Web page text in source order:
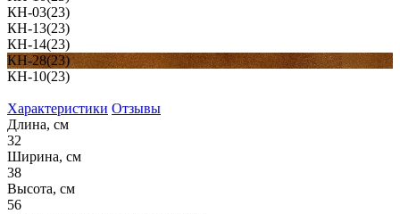
КН-03(23)
КН-13(23)
КН-14(23)
КН-28(23)
КН-10(23)
Характеристики Отзывы
Длина, см
32
Ширина, см
38
Высота, см
56